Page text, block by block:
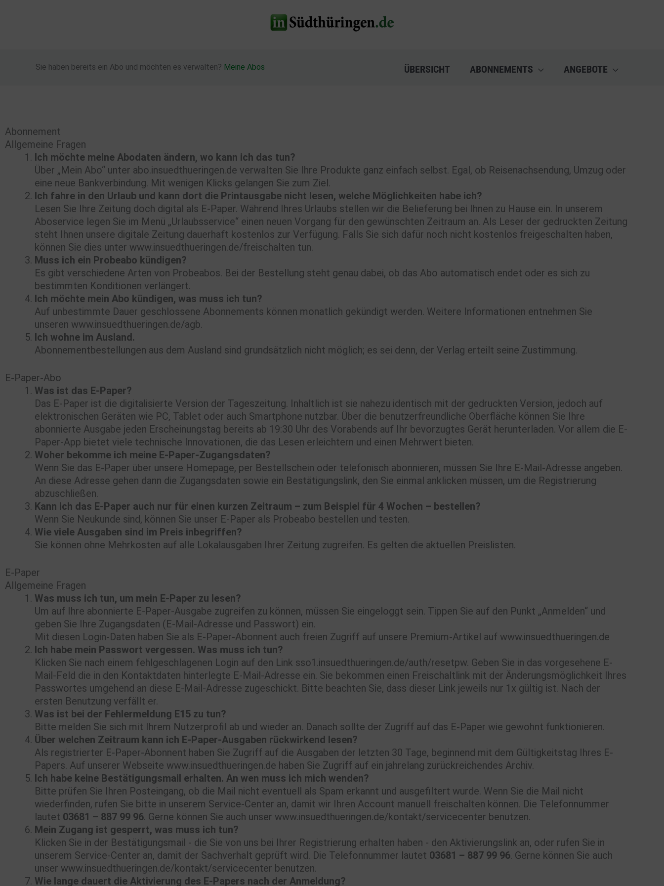
Sie haben bereits ein Abo und möchten es verwalten? Meine Abos ÜBERSICHT ABONNEMENTS ANGEBOTE
Abonnement
Allgemeine Fragen
Ich möchte meine Abodaten ändern, wo kann ich das tun?
Über „Mein Abo“ unter abo.insuedthueringen.de verwalten Sie Ihre Produkte ganz einfach selbst. Egal, ob Reisenachsendung, Umzug oder
eine neue Bankverbindung. Mit wenigen Klicks gelangen Sie zum Ziel.
Ich fahre in den Urlaub und kann dort die Printausgabe nicht lesen, welche Möglichkeiten habe ich?
Lesen Sie Ihre Zeitung doch digital als E-Paper. Während Ihres Urlaubs stellen wir die Belieferung bei Ihnen zu Hause ein. In unserem
Aboservice legen Sie im Menü „Urlaubsservice“ einen neuen Vorgang für den gewünschten Zeitraum an. Als Leser der gedruckten Zeitung
steht Ihnen unsere digitale Zeitung dauerhaft kostenlos zur Verfügung. Falls Sie sich dafür noch nicht kostenlos freigeschalten haben,
können Sie dies unter www.insuedthueringen.de/freischalten tun.
Muss ich ein Probeabo kündigen?
Es gibt verschiedene Arten von Probeabos. Bei der Bestellung steht genau dabei, ob das Abo automatisch endet oder es sich zu
bestimmten Konditionen verlängert.
Ich möchte mein Abo kündigen, was muss ich tun?
Auf unbestimmte Dauer geschlossene Abonnements können monatlich gekündigt werden. Weitere Informationen entnehmen Sie
unseren www.insuedthueringen.de/agb.
Ich wohne im Ausland.
Abonnementbestellungen aus dem Ausland sind grundsätzlich nicht möglich; es sei denn, der Verlag erteilt seine Zustimmung.
E-Paper-Abo
Was ist das E-Paper?
Das E-Paper ist die digitalisierte Version der Tageszeitung. Inhaltlich ist sie nahezu identisch mit der gedruckten Version, jedoch auf
elektronischen Geräten wie PC, Tablet oder auch Smartphone nutzbar. Über die benutzerfreundliche Oberfläche können Sie Ihre
abonnierte Ausgabe jeden Erscheinungstag bereits ab 19:30 Uhr des Vorabends auf Ihr bevorzugtes Gerät herunterladen. Vor allem die E-
Paper-App bietet viele technische Innovationen, die das Lesen erleichtern und einen Mehrwert bieten.
Woher bekomme ich meine E-Paper-Zugangsdaten?
Wenn Sie das E-Paper über unsere Homepage, per Bestellschein oder telefonisch abonnieren, müssen Sie Ihre E-Mail-Adresse angeben.
An diese Adresse gehen dann die Zugangsdaten sowie ein Bestätigungslink, den Sie einmal anklicken müssen, um die Registrierung
abzuschließen.
Kann ich das E-Paper auch nur für einen kurzen Zeitraum – zum Beispiel für 4 Wochen – bestellen?
Wenn Sie Neukunde sind, können Sie unser E-Paper als Probeabo bestellen und testen.
Wie viele Ausgaben sind im Preis inbegriffen?
Sie können ohne Mehrkosten auf alle Lokalausgaben Ihrer Zeitung zugreifen. Es gelten die aktuellen Preislisten.
E-Paper
Allgemeine Fragen
Was muss ich tun, um mein E-Paper zu lesen?
Um auf Ihre abonnierte E-Paper-Ausgabe zugreifen zu können, müssen Sie eingeloggt sein. Tippen Sie auf den Punkt „Anmelden“ und
geben Sie Ihre Zugangsdaten (E-Mail-Adresse und Passwort) ein.
Mit diesen Login-Daten haben Sie als E-Paper-Abonnent auch freien Zugriff auf unsere Premium-Artikel auf www.insuedthueringen.de
Ich habe mein Passwort vergessen. Was muss ich tun?
Klicken Sie nach einem fehlgeschlagenen Login auf den Link sso1.insuedthueringen.de/auth/resetpw. Geben Sie in das vorgesehene E-
Mail-Feld die in den Kontaktdaten hinterlegte E-Mail-Adresse ein. Sie bekommen einen Freischaltlink mit der Änderungsmöglichkeit Ihres
Passwortes umgehend an diese E-Mail-Adresse zugeschickt. Bitte beachten Sie, dass dieser Link jeweils nur 1x gültig ist. Nach der
ersten Benutzung verfällt er.
Was ist bei der Fehlermeldung E15 zu tun?
Bitte melden Sie sich mit Ihrem Nutzerprofil ab und wieder an. Danach sollte der Zugriff auf das E-Paper wie gewohnt funktionieren.
Über welchen Zeitraum kann ich E-Paper-Ausgaben rückwirkend lesen?
Als registrierter E-Paper-Abonnent haben Sie Zugriff auf die Ausgaben der letzten 30 Tage, beginnend mit dem Gültigkeitstag Ihres E-
Papers. Auf unserer Webseite www.insuedthueringen.de haben Sie Zugriff auf ein jahrelang zurückreichendes Archiv.
Ich habe keine Bestätigungsmail erhalten. An wen muss ich mich wenden?
Bitte prüfen Sie Ihren Posteingang, ob die Mail nicht eventuell als Spam erkannt und ausgefiltert wurde. Wenn Sie die Mail nicht
wiederfinden, rufen Sie bitte in unserem Service-Center an, damit wir Ihren Account manuell freischalten können. Die Telefonnummer
lautet 03681 – 887 99 96. Gerne können Sie auch unser www.insuedthueringen.de/kontakt/servicecenter benutzen.
Mein Zugang ist gesperrt, was muss ich tun?
Klicken Sie in der Bestätigungsmail - die Sie von uns bei Ihrer Registrierung erhalten haben - den Aktivierungslink an, oder rufen Sie in
unserem Service-Center an, damit der Sachverhalt geprüft wird. Die Telefonnummer lautet 03681 – 887 99 96. Gerne können Sie auch
unser www.insuedthueringen.de/kontakt/servicecenter benutzen.
Wie lange dauert die Aktivierung des E-Papers nach der Anmeldung?